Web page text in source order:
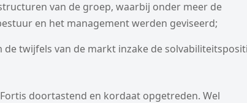
van de groep, waarbij onder meer de
en het management werden geviseerd;
de twijfels van de markt inzake de
doortastend en kordaat opgetreden. Wel